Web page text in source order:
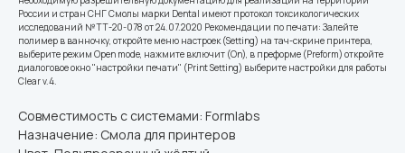
России и стран СНГ Смолы марки Dental имеют протокол токсикологических
исследований № ТТ-20-078 от 24.07.2020 Рекомендации по печати: Залейте
полимер в ванночку, откройте меню настроек (Setting) на тач-скрине принтера,
выберите режим Open mode, нажмите включит (On), в преформе (Preform) откройте
диалоговое окно "настройки печати" (Print Setting) выберите настройки для работы
Clear v.4.
Совместимость с системами: Formlabs
Назначение: Смола для принтеров